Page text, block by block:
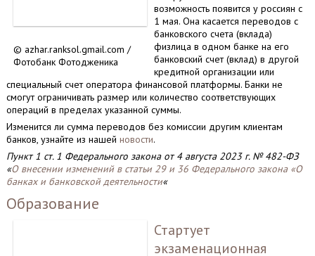
© azhar.ranksol.gmail.com /
Фотобанк Фотодженика
возможность появится у россиян с
1 мая. Она касается переводов с
банковского счета (вклада)
физлица в одном банке на его
банковский счет (вклад) в другой
кредитной организации или
специальный счет оператора финансовой платформы. Банки не
смогут ограничивать размер или количество соответствующих
операций в пределах указанной суммы.
Изменится ли сумма переводов без комиссии другим клиентам
банков, узнайте из нашей новости.
Пункт 1 ст. 1 Федерального закона от 4 августа 2023 г. № 482-ФЗ
«О внесении изменений в статьи 29 и 36 Федерального закона «О
банках и банковской деятельности«
Образование
Стартует
экзаменационная